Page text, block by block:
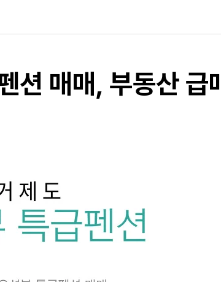
션 매매, 부동산 급